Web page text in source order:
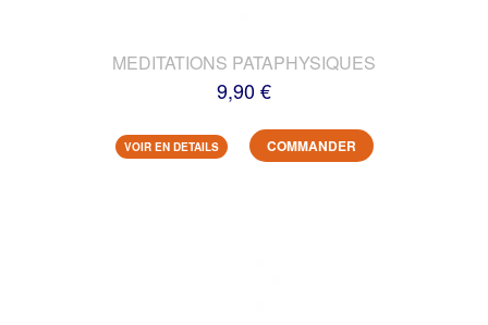
MEDITATIONS PATAPHYSIQUES
9,90 €
VOIR EN DETAILS COMMANDER